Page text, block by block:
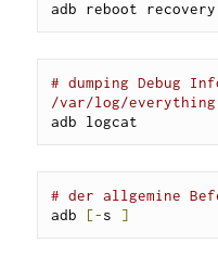
adb reboot recovery
# dumping Debug
/var/log/
adb logcat
# der allgemine
adb [-s ]